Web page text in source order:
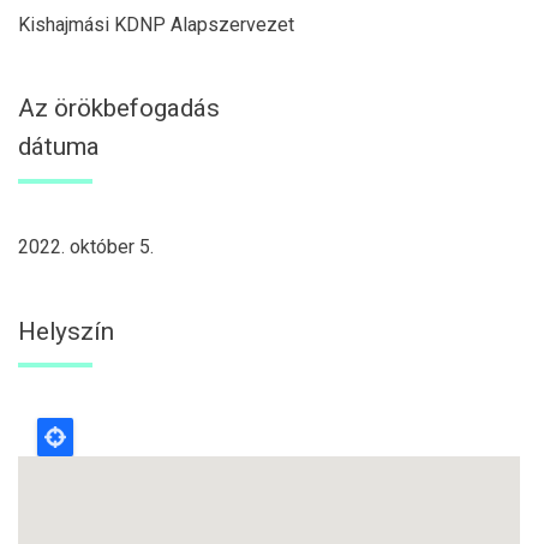
Kishajmási KDNP Alapszervezet
Az örökbefogadás
dátuma
2022. október 5.
Helyszín